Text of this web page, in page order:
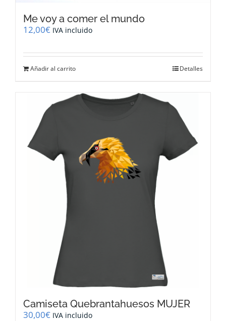
Me voy a comer el mundo
12,00€ IVA incluido
Añadir al carrito Detalles
Camiseta Quebrantahuesos MUJER
30,00€ IVA incluido